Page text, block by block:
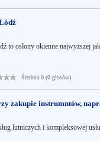
to osłony okienne najwyższej
Średnia 0 (0 głosów)
zakupie instrumntów,
lutniczych i kompleksowej